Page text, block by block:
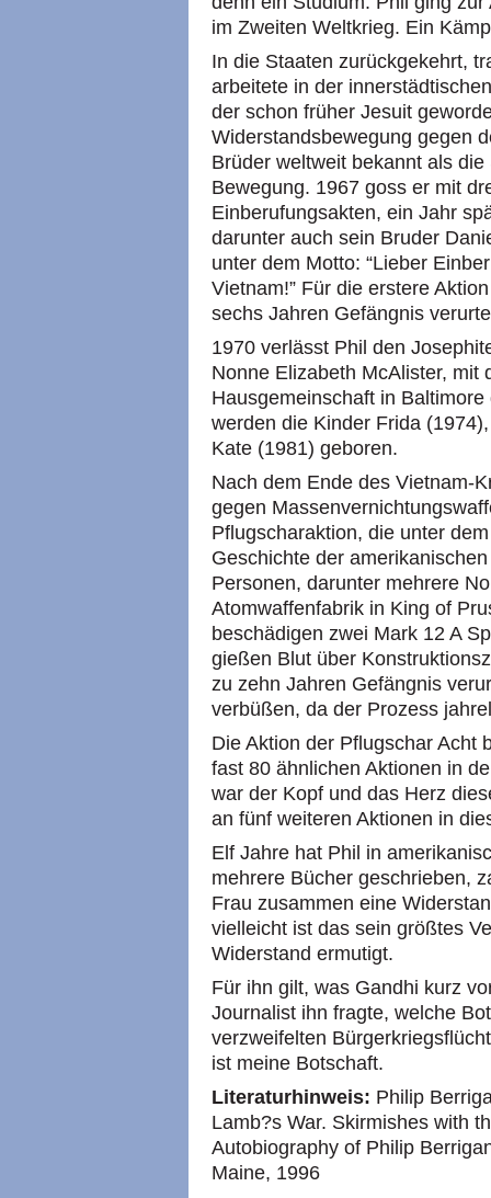
im Zweiten Weltkrieg. Ein
In die Staaten zurückgekehrt,
arbeitete in der
der schon früher Jesuit
Widerstandsbewegung gegen
Brüder weltweit bekannt als
Bewegung. 1967 goss er mit
Einberufungsakten, ein Jahr
darunter auch sein Bruder
unter dem Motto: “Lieber
Vietnam!” Für die erstere
sechs Jahren Gefängnis
1970 verlässt Phil den
Nonne Elizabeth McAlister, mit
Hausgemeinschaft in
werden die Kinder Frida
Kate (1981) geboren.
Nach dem Ende des Vietnam-
gegen
Pflugscharaktion, die unter
Geschichte der
Personen, darunter mehrere
Atomwaffenfabrik in King of
beschädigen zwei Mark 12 A
gießen Blut über
zu zehn Jahren Gefängnis
verbüßen, da der Prozess
Die Aktion der Pflugschar Acht
fast 80 ähnlichen Aktionen in
war der Kopf und das Herz
an fünf weiteren Aktionen in
Elf Jahre hat Phil in
mehrere Bücher geschrieben,
Frau zusammen eine
vielleicht ist das sein größtes
Widerstand ermutigt.
Für ihn gilt, was Gandhi kurz
Journalist ihn fragte, welche
verzweifelten
ist meine Botschaft.
Literaturhinweis: Philip
Lamb?s War. Skirmishes with
Autobiography of Philip
Maine, 1996